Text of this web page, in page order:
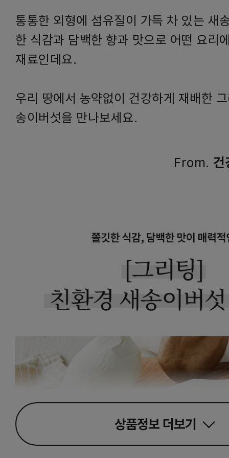
통통한 외형에 섬유질이 가득 차 있는 새
한 식감과 담백한 향과 맛으로 어떤 요리
재료인데요.
우리 땅에서 농약없이 건강하게 재배한
송이버섯을 만나보세요.
From. 건
상품정보 더보기